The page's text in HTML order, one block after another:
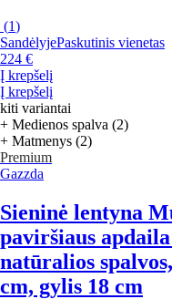
(1)
SandėlyjePaskutinis vienetas
224 €
Į krepšelį
Į krepšelį
kiti variantai
+ Medienos spalva (2)
+ Matmenys (2)
Premium
Gazzda
Sieninė lentyna
paviršiaus
natūralios
cm, gylis 18 cm